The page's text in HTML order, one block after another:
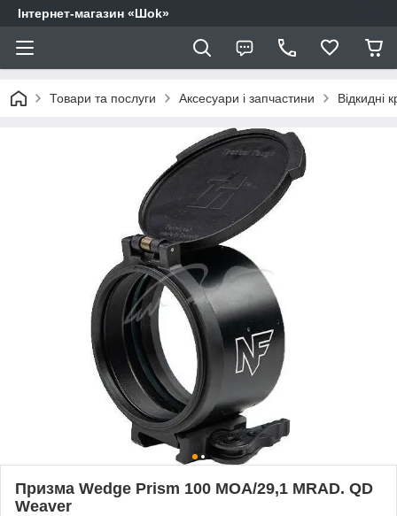
Інтернет-магазин «Шоk»
Товари та послуги Аксесуари і запчастини Відкидні
Призма Wedge Prism 100 MOA/29,1 MRAD. QD
Weaver